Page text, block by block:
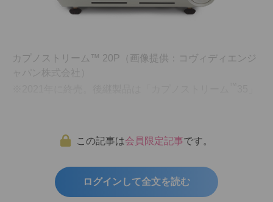
カプノストリーム™ 20P（画像提供：コヴィディエンジ
ャパン株式会社）
この記事は会員限定記事です。
ログインして全文を読む